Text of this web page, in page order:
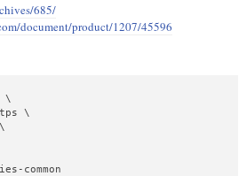
685/
document/product/1207/45596
\
\
common